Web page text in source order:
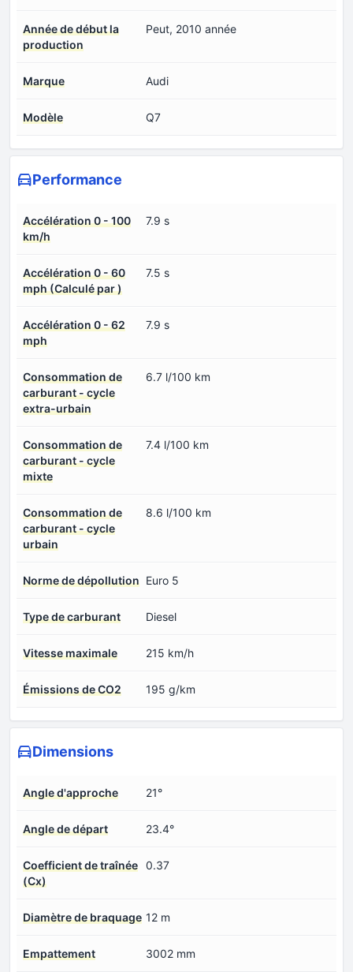
Année de début la
production
Peut, 2010 année
Marque Audi
Modèle Q7
Performance
Accélération 0 - 100
km/h
7.9 s
Accélération 0 - 60
mph (Calculé par )
7.5 s
Accélération 0 - 62
mph
7.9 s
Consommation de
carburant - cycle
extra-urbain
6.7 l/100 km
Consommation de
carburant - cycle
mixte
7.4 l/100 km
Consommation de
carburant - cycle
urbain
8.6 l/100 km
Norme de dépollution Euro 5
Type de carburant Diesel
Vitesse maximale 215 km/h
Émissions de CO2 195 g/km
Dimensions
Angle d'approche 21°
Angle de départ 23.4°
Coefficient de traînée
(Cx)
0.37
Diamètre de braquage 12 m
Empattement 3002 mm